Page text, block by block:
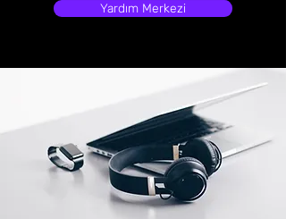
Yardım Merkezi